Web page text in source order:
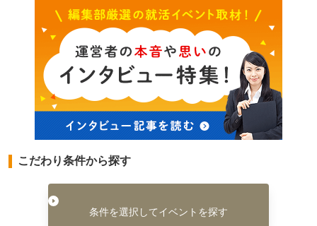
こだわり条件から探す
条件を選択してイベントを探す